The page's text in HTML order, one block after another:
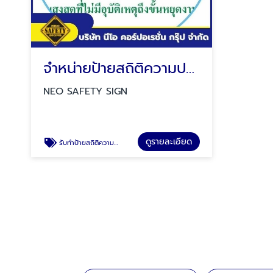
จำหน่ายป้ายสถิติความปลอดภัย
NEO SAFETY SIGN
รับทำป้ายสถิติความปลอดภัย ดูรายละเอียด